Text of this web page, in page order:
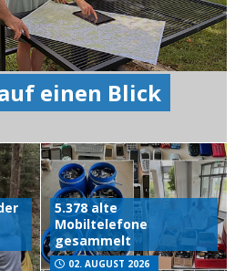
einen Blick
5.378 alte
Mobiltelefone
gesammelt
02. AUGUST 2026